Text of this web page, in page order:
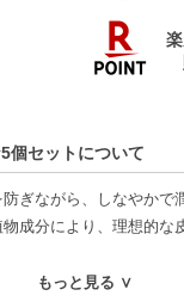
個セットについて
ぎながら、しなやか
成分により、理想的
もっと見る ∨